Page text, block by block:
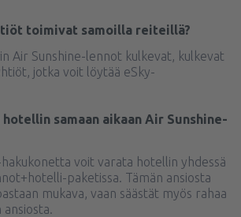
toimivat samoilla reiteillä?
Air Sunshine-lennot kulkevat, kulkevat
jotka voit löytää eSky-
samaan aikaan Air Sunshine-
voit varata hotellin yhdessä
paketissa. Tämän ansiosta
mukava, vaan säästät myös rahaa